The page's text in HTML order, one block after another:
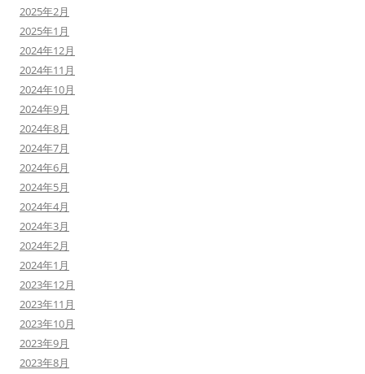
2025年2月
2025年1月
2024年12月
2024年11月
2024年10月
2024年9月
2024年8月
2024年7月
2024年6月
2024年5月
2024年4月
2024年3月
2024年2月
2024年1月
2023年12月
2023年11月
2023年10月
2023年9月
2023年8月